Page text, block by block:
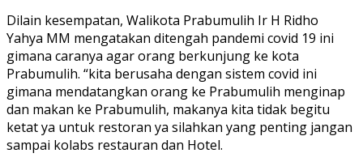
Dilain kesempatan, Walikota Prabumulih Ir H Ridho
Yahya MM mengatakan ditengah pandemi covid 19 ini
gimana caranya agar orang berkunjung ke kota
Prabumulih. “kita berusaha dengan sistem covid ini
gimana mendatangkan orang ke Prabumulih menginap
dan makan ke Prabumulih, makanya kita tidak begitu
ketat ya untuk restoran ya silahkan yang penting jangan
sampai kolabs restauran dan Hotel.